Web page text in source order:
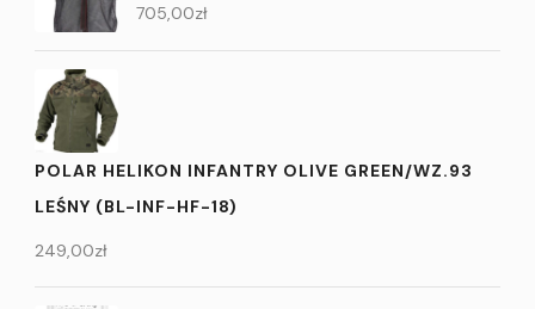
705,00zł
POLAR HELIKON INFANTRY OLIVE GREEN/WZ.93
LEŚNY (BL-INF-HF-18)
249,00zł